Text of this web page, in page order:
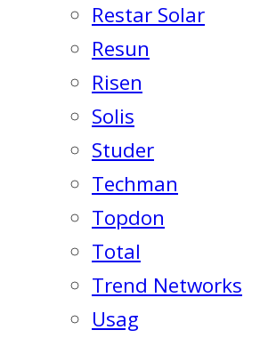
Restar Solar
Resun
Risen
Solis
Studer
Techman
Topdon
Total
Trend Networks
Usag